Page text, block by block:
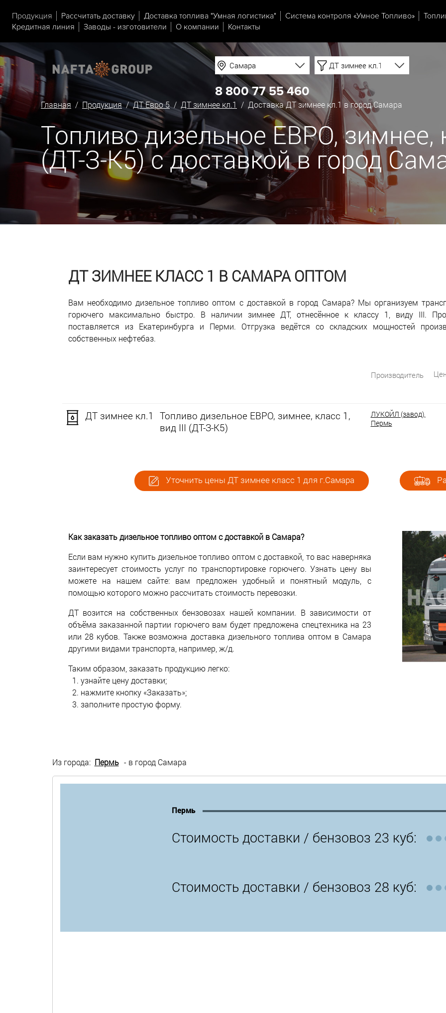
Продукция Рассчитать доставку Доставка топлива "Умная логистика" Система контроля «Умное Топливо»
Кредитная линия
Заводы - изготовители О компании Контакты
Самара ДТ зимнее кл.1
8 800 77 55 460
Главная / Продукция/ДТ Евро 5/ ДТ зимнее кл.1 / Доставка ДТ зимнее кл.1 в город Самара
Топливо дизельное ЕВРО, зимнее,
(ДТ-З-К5) с доставкой в город
ДТ ЗИМНЕЕ КЛАСС 1 В САМАРА ОПТОМ
Вам необходимо дизельное топливо оптом с доставкой в город Самара? Мы организуем
горючего максимально быстро. В наличии зимнее ДТ, отнесённое к классу 1, виду III.
поставляется из Екатеринбурга и Перми. Отгрузка ведётся со складских мощностей
собственных нефтебаз.
Производитель
ДТ зимнее кл.1
Топливо дизельное ЕВРО, зимнее, класс 1,
вид III (ДТ-З-К5)
ЛУКОЙЛ (завод),
Пермь
Уточнить цены ДТ зимнее класс 1 для г.Самара
Как заказать дизельное топливо оптом с доставкой в Самара?
Если вам нужно купить дизельное топливо оптом с доставкой, то вас наверняка
заинтересует стоимость услуг по транспортировке горючего. Узнать цену вы
можете на нашем сайте: вам предложен удобный и понятный модуль, с
помощью которого можно рассчитать стоимость перевозки.
ДТ возится на собственных бензовозах нашей компании. В зависимости от
объёма заказанной партии горючего вам будет предложена спецтехника на 23
или 28 кубов. Также возможна доставка дизельного топлива оптом в Самара
другими видами транспорта, например, ж/д.
Таким образом, заказать продукцию легко:
узнайте цену доставки;
нажмите кнопку «Заказать»;
заполните простую форму.
Из города: Пермь - в город Самара
Пермь
Стоимость доставки / бензовоз 23 куб:
Стоимость доставки / бензовоз 28 куб: